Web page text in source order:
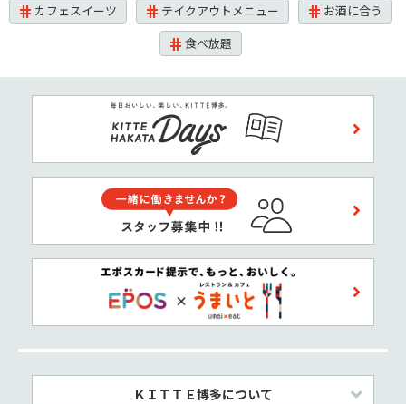
カフェスイーツ
テイクアウトメニュー
お酒に合う
食べ放題
ＫＩＴＴＥ博多について